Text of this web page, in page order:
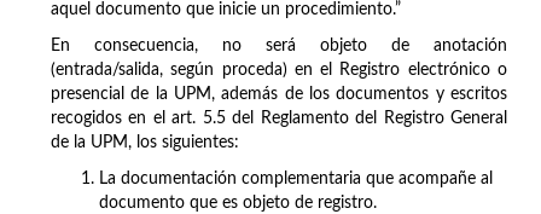
aquel documento que inicie un procedimiento.”
En consecuencia, no será objeto de anotación
(entrada/salida, según proceda) en el Registro electrónico o
presencial de la UPM, además de los documentos y escritos
recogidos en el art. 5.5 del Reglamento del Registro General
de la UPM, los siguientes:
La documentación complementaria que acompañe al
documento que es objeto de registro.